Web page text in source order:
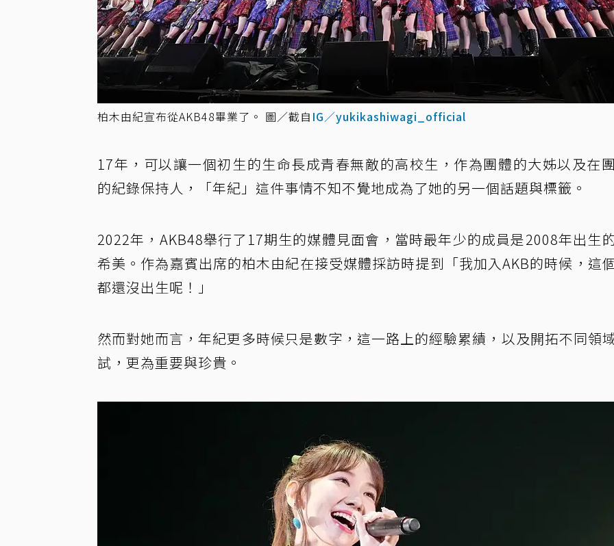
柏木由紀宣布從AKB48畢業了。 圖／截自 IG／yukikashiwagi_official
17年，可以讓一個初生的生命長成青春無敵的高校生，作為團體的大姊以及在
的紀錄保持人，「年紀」這件事情不知不覺地成為了她的另一個話題與標籤。
2022年，AKB48舉行了17期生的媒體見面會，當時最年少的成員是2008年出生
希美。作為嘉賓出席的柏木由紀在接受媒體採訪時提到「我加入AKB的時候，這
都還沒出生呢！」
然而對她而言，年紀更多時候只是數字，這一路上的經驗累績，以及開拓不同領
試，更為重要與珍貴。